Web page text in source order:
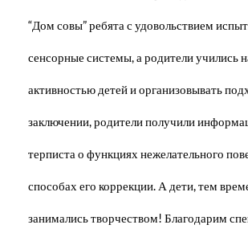
“Дом совы” ребята с удовольствием
сенсорные системы, а родители учились
активностью детей и организовывать
заключении, родители получили
терписта о функциях нежелательного
способах его коррекции. А дети, тем
занимались творчеством! Благодарим